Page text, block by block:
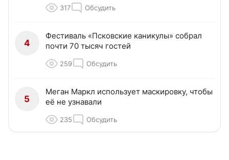
317 Обсудить
4
Фестиваль «Псковские каникулы» собрал
почти 70 тысяч гостей
259 Обсудить
5
Меган Маркл использует маскировку, чтобы
её не узнавали
235 Обсудить